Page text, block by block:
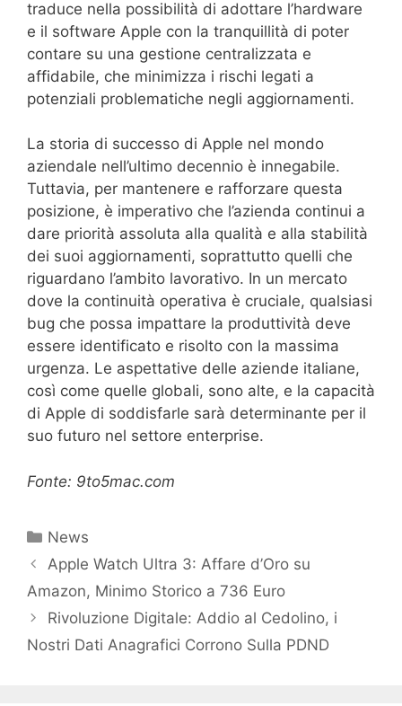
traduce nella possibilità di adottare l’hardware
e il software Apple con la tranquillità di poter
contare su una gestione centralizzata e
affidabile, che minimizza i rischi legati a
potenziali problematiche negli aggiornamenti.
La storia di successo di Apple nel mondo
aziendale nell’ultimo decennio è innegabile.
Tuttavia, per mantenere e rafforzare questa
posizione, è imperativo che l’azienda continui a
dare priorità assoluta alla qualità e alla stabilità
dei suoi aggiornamenti, soprattutto quelli che
riguardano l’ambito lavorativo. In un mercato
dove la continuità operativa è cruciale, qualsiasi
bug che possa impattare la produttività deve
essere identificato e risolto con la massima
urgenza. Le aspettative delle aziende italiane,
così come quelle globali, sono alte, e la capacità
di Apple di soddisfarle sarà determinante per il
suo futuro nel settore enterprise.
Fonte: 9to5mac.com
Categorie
News
Apple Watch Ultra 3: Affare d’Oro su
Amazon, Minimo Storico a 736 Euro
Rivoluzione Digitale: Addio al Cedolino, i
Nostri Dati Anagrafici Corrono Sulla PDND